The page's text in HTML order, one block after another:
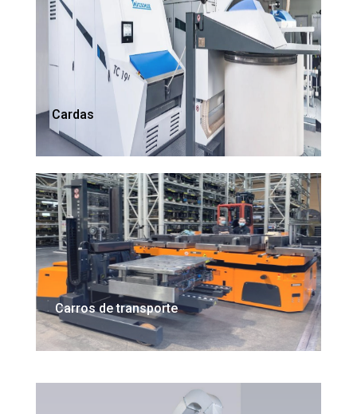
Cardas
Carros de transporte